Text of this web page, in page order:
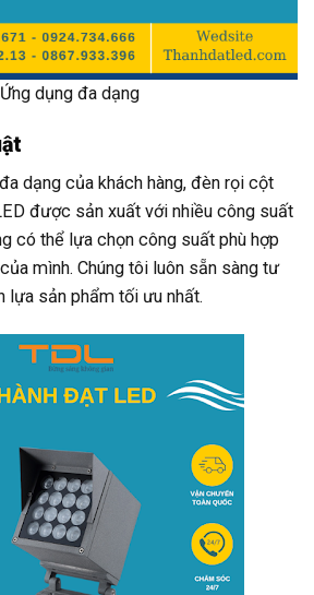
Ứng dụng đa dạng
dạng của khách hàng, đèn rọi cột
được sản xuất với nhiều công suất
có thể lựa chọn công suất phù hợp
mình. Chúng tôi luôn sẵn sàng tư
lựa sản phẩm tối ưu nhất.